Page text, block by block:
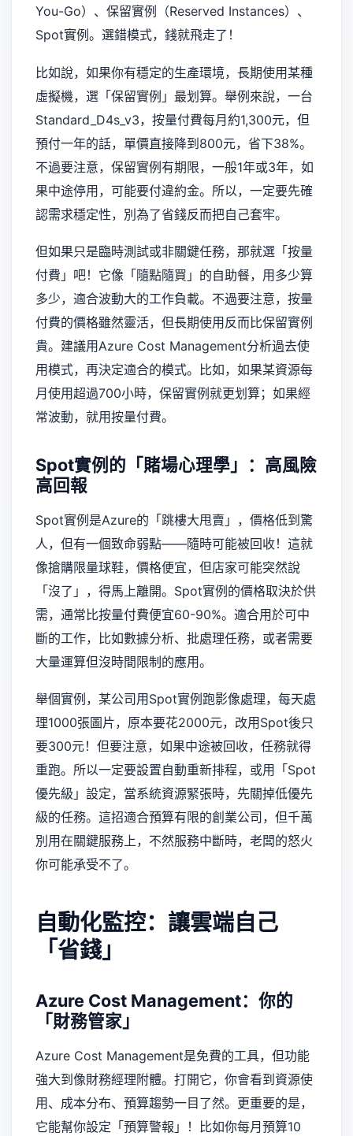
You-Go）、保留實例（Reserved Instances）、
Spot實例。選錯模式，錢就飛走了！
比如說，如果你有穩定的生產環境，長期使用某種
虛擬機，選「保留實例」最划算。舉例來說，一台
Standard_D4s_v3，按量付費每月約1,300元，但
預付一年的話，單價直接降到800元，省下38%。
不過要注意，保留實例有期限，一般1年或3年，如
果中途停用，可能要付違約金。所以，一定要先確
認需求穩定性，別為了省錢反而把自己套牢。
但如果只是臨時測試或非關鍵任務，那就選「按量
付費」吧！它像「隨點隨買」的自助餐，用多少算
多少，適合波動大的工作負載。不過要注意，按量
付費的價格雖然靈活，但長期使用反而比保留實例
貴。建議用Azure Cost Management分析過去使
用模式，再決定適合的模式。比如，如果某資源每
月使用超過700小時，保留實例就更划算；如果經
常波動，就用按量付費。
Spot實例的「賭場心理學」：高風險
高回報
Spot實例是Azure的「跳樓大甩賣」，價格低到驚
人，但有一個致命弱點——隨時可能被回收！這就
像搶購限量球鞋，價格便宜，但店家可能突然說
「沒了」，得馬上離開。Spot實例的價格取決於供
需，通常比按量付費便宜60-90%。適合用於可中
斷的工作，比如數據分析、批處理任務，或者需要
大量運算但沒時間限制的應用。
舉個實例，某公司用Spot實例跑影像處理，每天處
理1000張圖片，原本要花2000元，改用Spot後只
要300元！但要注意，如果中途被回收，任務就得
重跑。所以一定要設置自動重新排程，或用「Spot
優先級」設定，當系統資源緊張時，先關掉低優先
級的任務。這招適合預算有限的創業公司，但千萬
別用在關鍵服務上，不然服務中斷時，老闆的怒火
你可能承受不了。
自動化監控：讓雲端自己
「省錢」
Azure Cost Management：你的
「財務管家」
Azure Cost Management是免費的工具，但功能
強大到像財務經理附體。打開它，你會看到資源使
用、成本分布、預算趨勢一目了然。更重要的是，
它能幫你設定「預算警報」！比如你每月預算10